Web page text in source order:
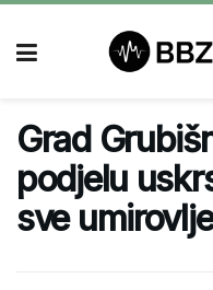
Grad
podjelu
sve